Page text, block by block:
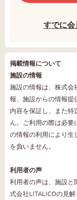
すでに
掲載情報について
施設の情報
施設の情報は、株式会
報、施設からの情報提
内容を保証し、また
ん。ご利用の際は必
の情報の利用により生
を負いません。
利用者の声
利用者の声は、施設と
式会社LITALICOの見